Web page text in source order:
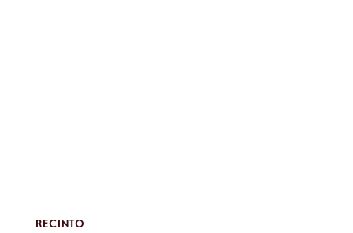
RECINTO